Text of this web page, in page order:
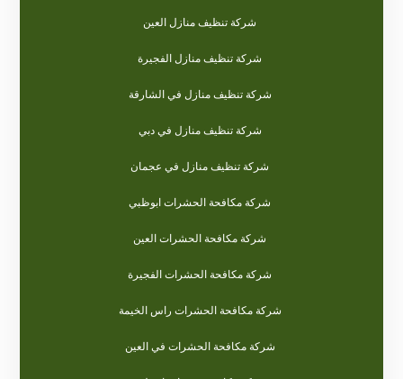
شركة تنظيف منازل العين
شركة تنظيف منازل الفجيرة
شركة تنظيف منازل في الشارقة
شركة تنظيف منازل في دبي
شركة تنظيف منازل في عجمان
شركة مكافحة الحشرات ابوظبي
شركة مكافحة الحشرات العين
شركة مكافحة الحشرات الفجيرة
شركة مكافحة الحشرات راس الخيمة
شركة مكافحة الحشرات في العين